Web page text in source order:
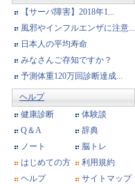
【サーバ障害】2018年1...
風邪やインフルエンザに注意...
日本人の平均寿命
みなさんご存知ですか？
予測体重120万回診断達成...
ヘルプ
健康診断
体験談
Q＆A
辞典
ノート
脳トレ
はじめての方
利用規約
ヘルプ
サイトマップ